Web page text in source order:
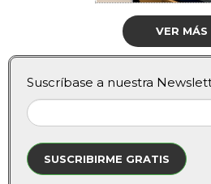
VER MÁS
Suscríbase a nuestra
SUSCRIBIRME GRATIS